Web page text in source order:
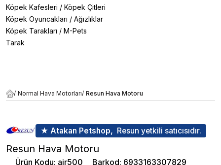
Köpek Kafesleri / Köpek Çitleri
Köpek Oyuncakları / Ağızlıklar
Köpek Tarakları / M-Pets
Tarak
/ Normal Hava Motorları/ Resun Hava Motoru
★ Atakan Petshop, Resun yetkili satıcısıdır.
Resun Hava Motoru
Ürün Kodu: air500 Barkod: 6933163307829